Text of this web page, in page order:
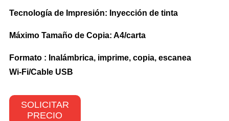
Toners Hp
Switches
Tecnología de Impresión: Inyección de tinta
Máximo Tamaño de Copia: A4/carta
Formato : Inalámbrica, imprime, copia, escanea
Wi-Fi/Cable USB
SOLICITAR
PRECIO